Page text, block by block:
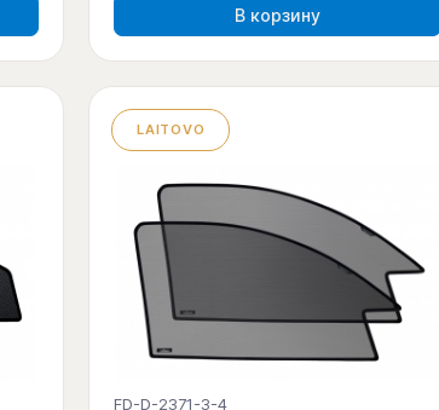
В корзину
LAITOVO
FD-D-2371-3-4